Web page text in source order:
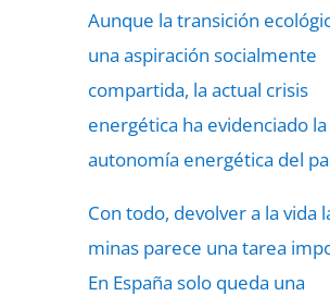
Aunque la transición
una aspiración socialmente
compartida, la actual crisis
energética ha evidenciado la
autonomía energética del
Con todo, devolver a la vida
minas parece una tarea
En España solo queda una